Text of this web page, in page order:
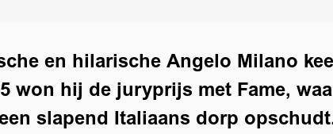
en hilarische Angelo Milano
won hij de juryprijs met Fame,
slapend Italiaans dorp